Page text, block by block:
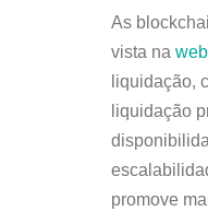
As
vista na
liquidação,
liquidação
promove